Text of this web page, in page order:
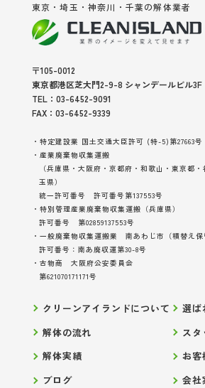
東京・埼玉・神奈川・千葉の解体業者
〒105-0012
東京都港区芝大門2-9-8 シャンデールビル3F
TEL：03-6452-9091
FAX：03-6452-9339
・特定建設業 国土交通大臣許可 (特-5)第27663号
・産業廃棄物収集運搬
（兵庫県・大阪府・京都府・和歌山・東京都
玉県）
統一許可番号 許可番号第137553号
・特別管理産業廃棄物収集運搬（兵庫県）
許可番号 第02859137553号
・一般廃棄物収集運搬業 南あわじ市（積替え保
許可番号：南あ廃収運第30-8号
・古物商 大阪府公安委員会
第621070171171号
クリーンアイランドについて
選ば
解体の流れ
スタ
解体実績
お客
ブログ
会社